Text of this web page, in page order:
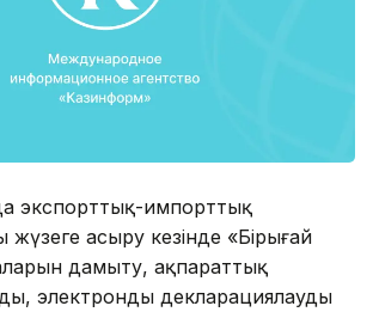
экспорттық-импорттық
асыру кезінде «Бірыңғай
дамыту, ақпараттық
электронды декларациялауды